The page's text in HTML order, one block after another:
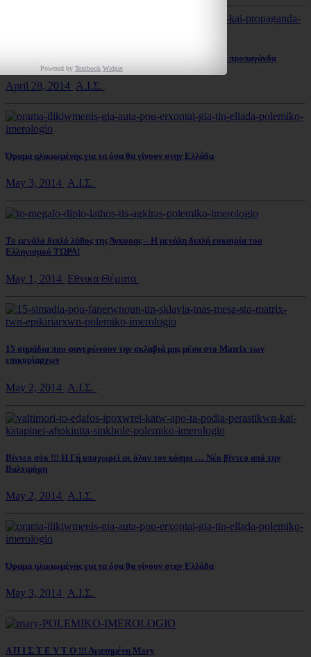
Καθεστώς Ομπάμα – πλούσio σε αλαζονεία, υπεροψία και προπαγάνδα
April 28, 2014 Α.Ι.Σ.
Όραμα ηλικιωμένης για τα όσα θα γίνουν στην Ελλάδα
May 3, 2014 Α.Ι.Σ.
Το μεγάλο διπλό λάθος της Άγκυρας – Η μεγάλη διπλή ευκαιρία του
Ελληνισμού ΤΩΡΑ!
May 1, 2014 Εθνικα Θέματα
15 σημάδια που φανερώνουν την σκλαβιά μας μέσα στο Matrix των
επικυρίαρχων
May 2, 2014 Α.Ι.Σ.
Βίντεο σόκ !!! Η Γή υποχωρεί σε όλον τον κόσμο … Νέο βίντεο από την
Βαλτιμόρη
May 2, 2014 Α.Ι.Σ.
Όραμα ηλικιωμένης για τα όσα θα γίνουν στην Ελλάδα
May 3, 2014 Α.Ι.Σ.
Α Π Ι Σ Τ Ε Υ Τ Ο !!! Αγαπημένη Mary
Powered by Textbook Widget